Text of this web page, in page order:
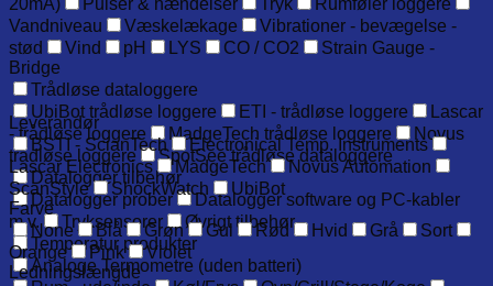
20mA)
Pulser & hændelser Tryk
Rumføler loggere
Vandniveau
Væskelækage
Vibrationer - bevægelse -
stød
Vind pH LYS CO / CO2
Strain Gauge -
Bridge
Trådløse dataloggere
UbiBot trådløse loggere
ETI - trådløse loggere
Lascar
- trådløse loggere
MadgeTech trådløse loggere
Novus
trådløse loggere
SpotSee trådløse dataloggere
Datalogger tilbehør
Datalogger prober
Datalogger software og PC-kabler
m.v.
Tryksensorer
Øvrigt tilbehør
Temperatur produkter
Analoge Termometre (uden batteri)
Leverandør
BSTI - ScianTech
Electronical Temp. Instruments
Lascar Electronics
MadgeTech
Novus Automation
ScanStyle
ShockWatch
UbiBot
Farve
None
Blå Grøn Gul Rød Hvid Grå
Sort
Orange
Pink
Violet
Ledningslængde